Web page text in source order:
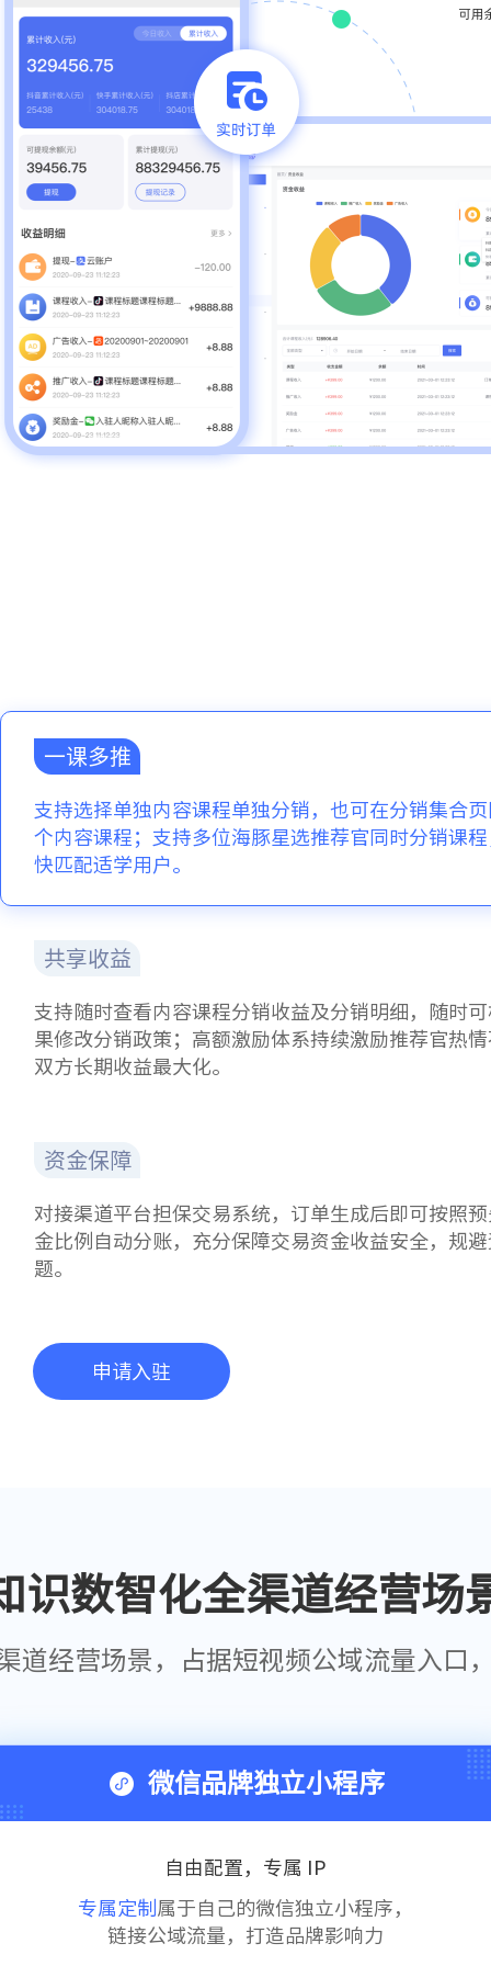
一课多推
支持选择单独内容课程单独分销，也可在分销集合
个内容课程；支持多位海豚星选推荐官同时分销课
快匹配适学用户。
共享收益
支持随时查看内容课程分销收益及分销明细，随时
果修改分销政策；高额激励体系持续激励推荐官热
双方长期收益最大化。
资金保障
对接渠道平台担保交易系统，订单生成后即可按照
金比例自动分账，充分保障交易资金收益安全，规
题。
申请入驻
识数智化全渠道经营场
道经营场景，占据短视频公域流量入口
微信品牌独立小程序
自由配置，专属 IP
专属定制 属于自己的微信独立小程序，
链接公域流量，打造品牌影响力